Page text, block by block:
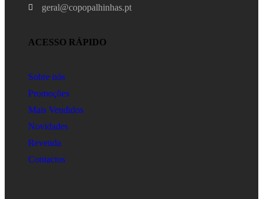
geral@copopalhinhas.pt
ACESSO RÁPIDO
Sobre nós
Promoções
Mais Vendidos
Novidades
Revenda
Contactos